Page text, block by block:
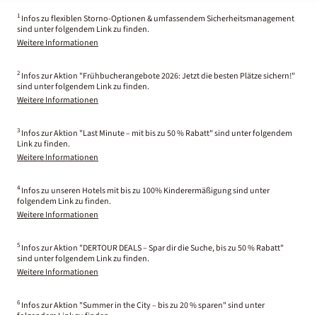
1 Infos zu flexiblen Storno-Optionen & umfassendem Sicherheitsmanagement
sind unter folgendem Link zu finden.
Weitere Informationen
2 Infos zur Aktion "Frühbucherangebote 2026: Jetzt die besten Plätze sichern!"
sind unter folgendem Link zu finden.
Weitere Informationen
3 Infos zur Aktion "Last Minute – mit bis zu 50 % Rabatt" sind unter folgendem
Link zu finden.
Weitere Informationen
4 Infos zu unseren Hotels mit bis zu 100% Kinderermäßigung sind unter
folgendem Link zu finden.
Weitere Informationen
5 Infos zur Aktion "DERTOUR DEALS – Spar dir die Suche, bis zu 50 % Rabatt"
sind unter folgendem Link zu finden.
Weitere Informationen
6 Infos zur Aktion "Summer in the City – bis zu 20 % sparen" sind unter